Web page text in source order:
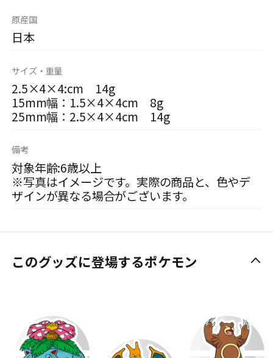
原産国
日本
サイズ・重量
2.5×4×4:cm 14g
15mm幅：1.5×4×4cm 8g
25mm幅：2.5×4×4cm 14g
備考
対象年齢:6歳以上
※写真はイメージです。実際の商品と、色やデ
ザインが異なる場合がございます。
このグッズに登場するポケモン